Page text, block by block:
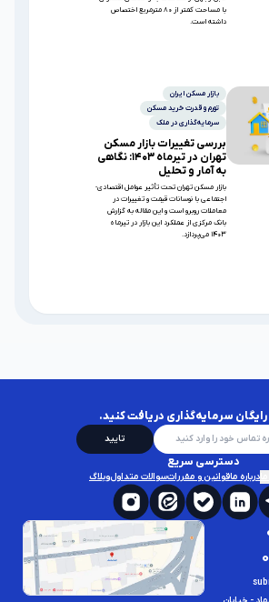
با مساحت کمتر از ۸۰ مترمربع اختصاص
داشته است.
بازار مسکن ایران
تورم و قدرت خرید مسکن
سرمایه‌گذاری در ملک
بررسی تغییرات بازار مسکن
تهران در تیرماه ۱۴۰۳: نگاهی
به آمار و تحلیل
بازار مسکن تهران تحت تأثیر عوامل اقتصادی-
اجتماعی با نوسانات قیمت و تغییرات در
معاملات روبرو است و این مقاله به گزارش
بانک مرکزی از عملکرد این بازار در تیرماه
۱۴۰۳ می‌پردازد.
سرمایه‌گذاری دریافت کنید.
تایید
دسترسی سریع
درباره ماقوانین و مقرراتسوالات متداولوبلاگ